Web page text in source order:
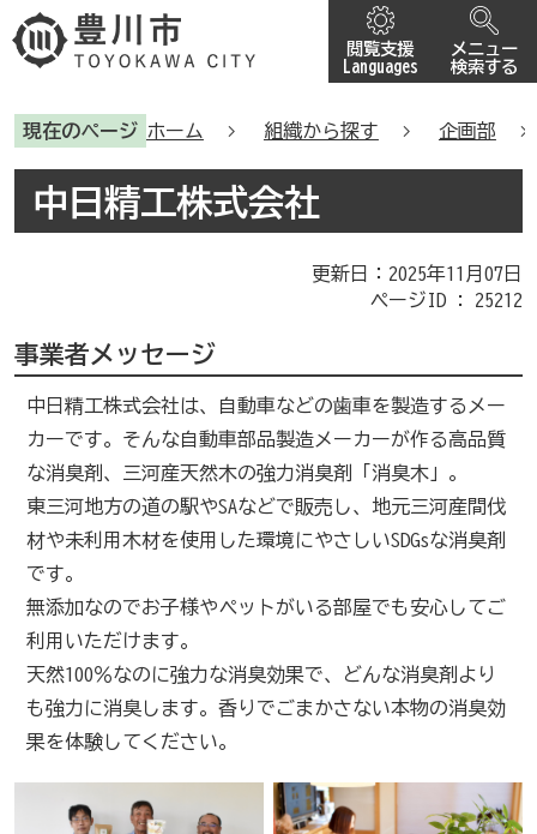
閲覧支援
Languages
メニュー
検索する
現在のページ ホーム 組織から探す 企画部
中日精工株式会社
更新日：2025年11月07日
ページID : 25212
事業者メッセージ
中日精工株式会社は、自動車などの歯車を製造するメー
カーです。そんな自動車部品製造メーカーが作る高品質
な消臭剤、三河産天然木の強力消臭剤「消臭木」。
東三河地方の道の駅やSAなどで販売し、地元三河産間伐
材や未利用木材を使用した環境にやさしいSDGsな消臭剤
です。
無添加なのでお子様やペットがいる部屋でも安心してご
利用いただけます。
天然100％なのに強力な消臭効果で、どんな消臭剤より
も強力に消臭します。香りでごまかさない本物の消臭効
果を体験してください。